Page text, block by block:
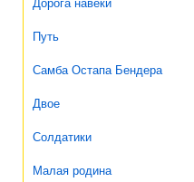
Дорога навеки
Путь
Самба Остапа Бендера
Двое
Солдатики
Малая родина